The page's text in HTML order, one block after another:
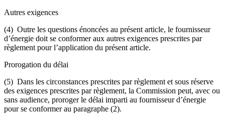
Autres exigences
(4) Outre les questions énoncées au présent article, le fournisseur
d’énergie doit se conformer aux autres exigences prescrites par
règlement pour l’application du présent article.
Prorogation du délai
(5) Dans les circonstances prescrites par règlement et sous réserve
des exigences prescrites par règlement, la Commission peut, avec ou
sans audience, proroger le délai imparti au fournisseur d’énergie
pour se conformer au paragraphe (2).